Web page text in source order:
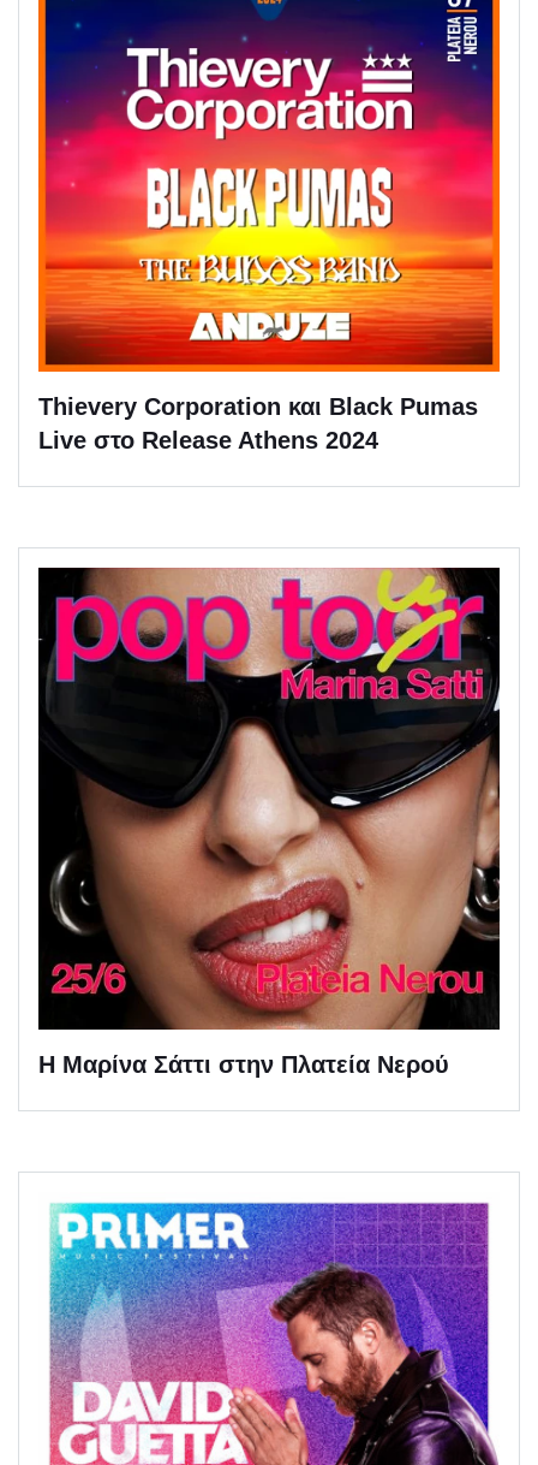
Thievery Corporation και Black Pumas
Live στο Release Athens 2024
Η Μαρίνα Σάττι στην Πλατεία Νερού